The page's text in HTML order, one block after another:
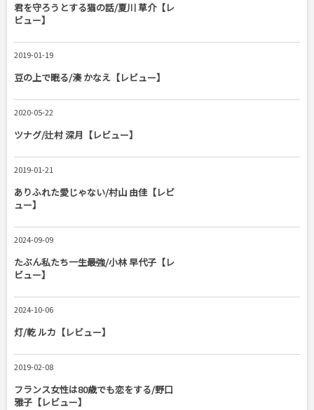
君を守ろうとする猫の話/夏川 草介【レ
ビュー】
2019-01-19
豆の上で眠る/湊 かなえ【レビュー】
2020-05-22
ツナグ/辻村 深月【レビュー】
2019-01-21
ありふれた愛じゃない/村山 由佳【レビ
ュー】
2024-09-09
たぶん私たち一生最強/小林 早代子【レ
ビュー】
2024-10-06
灯/乾 ルカ【レビュー】
2019-02-08
フランス女性は80歳でも恋をする/野口
雅子【レビュー】